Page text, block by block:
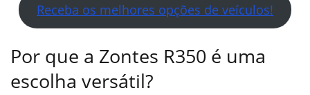
Receba os melhores opções de veículos!
Por que a Zontes R350 é uma
escolha versátil?